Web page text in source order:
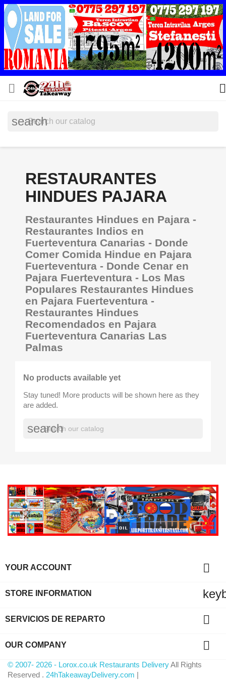
 
search
RESTAURANTES
HINDUES PAJARA
Restaurantes Hindues en Pajara -
Restaurantes Indios en
Fuerteventura Canarias - Donde
Comer Comida Hindue en Pajara
Fuerteventura - Donde Cenar en
Pajara Fuerteventura - Los Mas
Populares Restaurantes Hindues
en Pajara Fuerteventura -
Restaurantes Hindues
Recomendados en Pajara
Fuerteventura Canarias Las
Palmas
No products available yet
Stay tuned! More products will be shown here as they
are added.
search
YOUR ACCOUNT 
STORE INFORMATION
SERVICIOS DE REPARTO 
OUR COMPANY 
© 2007- 2026 - Lorox.co.uk Restaurants DeliveryAll Rights
Reserved . 24hTakeawayDelivery.com |